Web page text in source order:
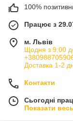
100%
Працює з
м. Львів
Щодня з 9:00
Доставка 1-2
Контакти
Сьогодні
Показати